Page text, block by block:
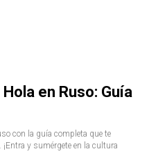
en Ruso: Guía
con la guía completa que te
y sumérgete en la cultura